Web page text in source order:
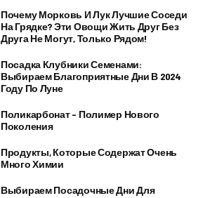
Почему Морковь И Лук Лучшие Соседи
На Грядке? Эти Овощи Жить Друг Без
Друга Не Могут, Только Рядом!
Посадка Клубники Семенами:
Выбираем Благоприятные Дни В 2024
Году По Луне
Поликарбонат – Полимер Нового
Поколения
Продукты, Которые Содержат Очень
Много Химии
Выбираем Посадочные Дни Для